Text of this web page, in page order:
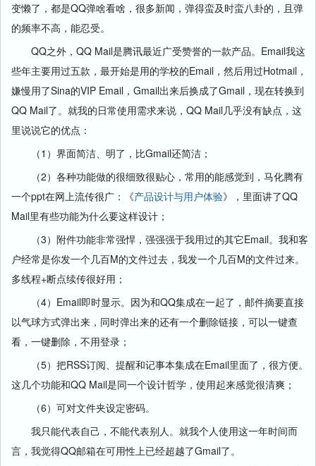
变懒了，都是QQ弹啥看啥，很多新闻，弹得蛮及时蛮八卦的，且弹
的频率不高，能忍受。
QQ之外，QQ Mail是腾讯最近广受赞誉的一款产品。Email我这
些年主要用过五款，最开始是用的学校的Email，然后用过Hotmail，
嫌慢用了Sina的VIP Email，Gmail出来后换成了Gmail，现在转换到
QQ Mail了。就我的日常使用需求来说，QQ Mail几乎没有缺点，这
里说说它的优点：
（1）界面简洁、明了，比Gmail还简洁；
（2）各种功能做的很细致很贴心，常用的能感觉到，马化腾有
一个ppt在网上流传很广：《产品设计与用户体验》，里面讲了QQ
Mail里有些功能为什么要这样设计；
（3）附件功能非常强悍，强强强于我用过的其它Email。我和客
户经常是你发一个几百M的文件过去，我发一个几百M的文件过来。
多线程+断点续传很好用；
（4）Email即时显示。因为和QQ集成在一起了，邮件摘要直接
以气球方式弹出来，同时弹出来的还有一个删除链接，可以一键查
看，一键删除，不用登录；
（5）把RSS订阅、提醒和记事本集成在Email里面了，很方便。
这几个功能和QQ Mail是同一个设计哲学，使用起来感觉很清爽；
（6）可对文件夹设定密码。
我只能代表自己，不能代表别人。就我个人使用这一年时间而
言，我觉得QQ邮箱在可用性上已经超越了Gmail了。